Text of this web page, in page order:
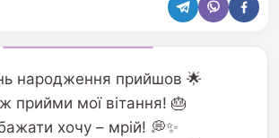
народження прийшов 🌟
прийми мої вітання! 🎂
хочу – мрій! 💭✨